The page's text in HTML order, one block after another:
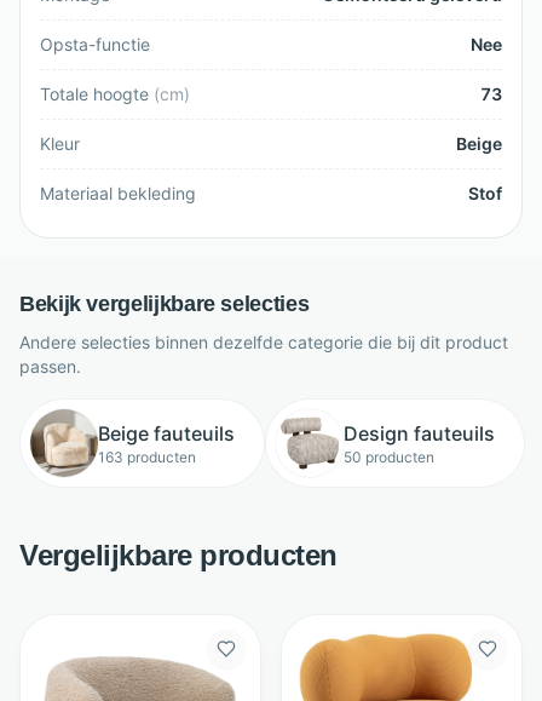
Opsta-functie Nee
Totale hoogte (cm) 73
Kleur Beige
Materiaal bekleding Stof
Bekijk vergelijkbare selecties
Andere selecties binnen dezelfde categorie die bij dit product
passen.
Beige fauteuils
163 producten
Design fauteuils
50 producten
Vergelijkbare producten